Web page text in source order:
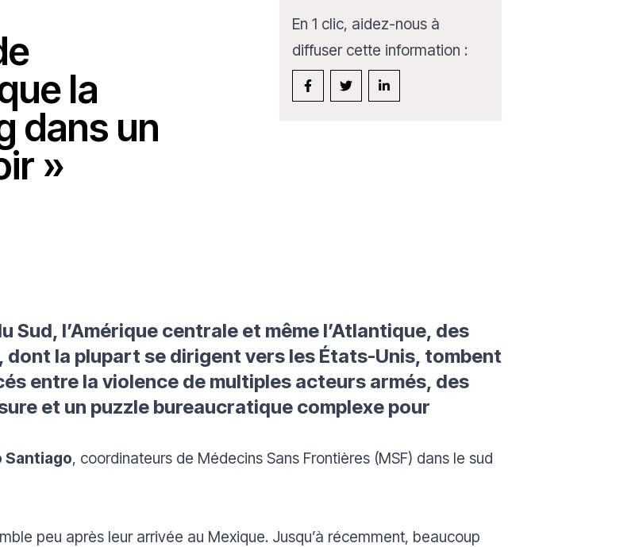
la
dans un
»
En 1 clic, aidez-nous à
diffuser cette information :
Sud, l’Amérique centrale et même l’Atlantique, des
la plupart se dirigent vers les États-Unis, tombent
entre la violence de multiples acteurs armés, des
et un puzzle bureaucratique complexe pour
Santiago, coordinateurs de Médecins Sans Frontières (MSF) dans le sud
peu après leur arrivée au Mexique. Jusqu’à récemment, beaucoup